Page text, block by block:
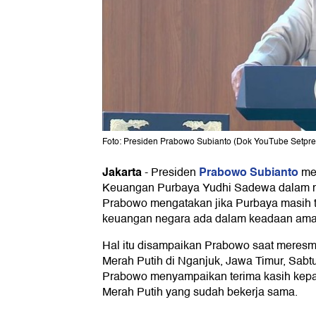
Foto: Presiden Prabowo Subianto (Dok YouTube
Jakarta-Presiden Prabowo Subianto
Keuangan Purbaya Yudhi Sadewa dalam
Prabowo mengatakan jika Purbaya
keuangan negara ada dalam keadaan
Hal itu disampaikan Prabowo saat
Merah Putih di Nganjuk, Jawa Timur,
Prabowo menyampaikan terima kasih
Merah Putih yang sudah bekerja sama.